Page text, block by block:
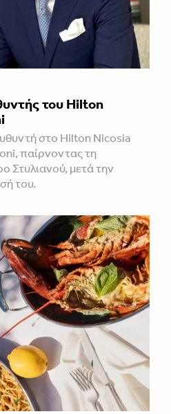
του Hilton
στο Hilton Nicosia
παίρνοντας τη
Στυλιανού, μετά την
του.